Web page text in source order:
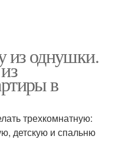
из однушки.
в
трехкомнатную:
детскую и спальню